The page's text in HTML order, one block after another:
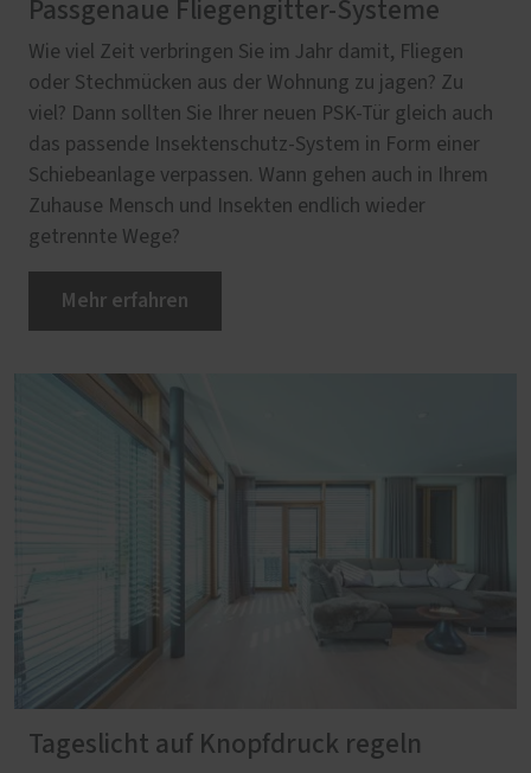
Passgenaue Fliegengitter-Systeme
Wie viel Zeit verbringen Sie im Jahr damit, Fliegen
oder Stechmücken aus der Wohnung zu jagen? Zu
viel? Dann sollten Sie Ihrer neuen PSK-Tür gleich auch
das passende Insektenschutz-System in Form einer
Schiebeanlage verpassen. Wann gehen auch in Ihrem
Zuhause Mensch und Insekten endlich wieder
getrennte Wege?
Mehr erfahren
Tageslicht auf Knopfdruck regeln